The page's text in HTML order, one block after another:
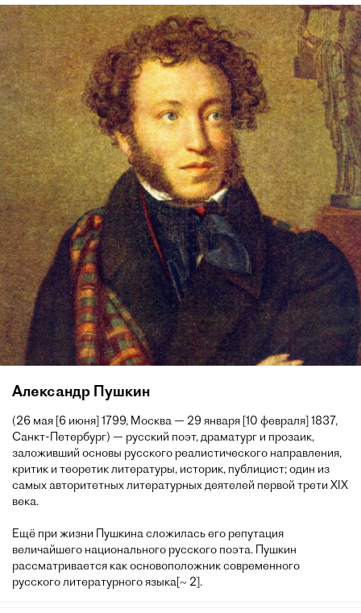
Александр Пушкин
(26 мая [6 июня] 1799, Москва — 29 января [10 февраля] 1837,
Санкт-Петербург) — русский поэт, драматург и прозаик,
заложивший основы русского реалистического направления,
критик и теоретик литературы, историк, публицист; один из
самых авторитетных литературных деятелей первой трети XIX
века.
Ещё при жизни Пушкина сложилась его репутация
величайшего национального русского поэта. Пушкин
рассматривается как основоположник современного
русского литературного языка[~ 2].